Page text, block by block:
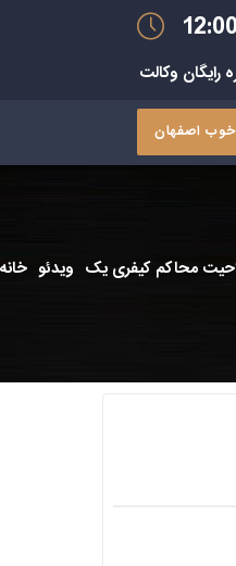
وکالت
اصفهان
خانه ویدئو محاکم کیفری یک